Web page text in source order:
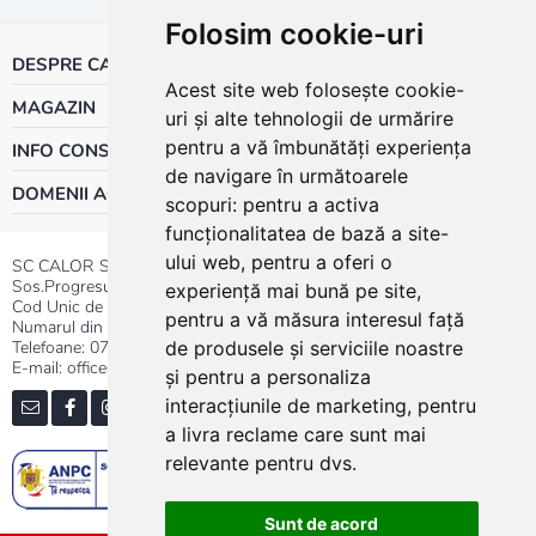
Folosim cookie-uri
Acest site web folosește cookie-
uri și alte tehnologii de urmărire
pentru a vă îmbunătăți experiența
de navigare în următoarele
scopuri: pentru a activa
funcționalitatea de bază a site-
ului web, pentru a oferi o
experiență mai bună pe site,
pentru a vă măsura interesul față
de produsele și serviciile noastre
și pentru a personaliza
interacțiunile de marketing, pentru
a livra reclame care sunt mai
relevante pentru dvs.
Sunt de acord
DESPRE CALOR
MAGAZIN
INFO CONSUMATOR
DOMENII ACTIVITATE
SC CALOR SRL
Sos.Progresului nr.30-40, Sector 5, Bucuresti
Cod Unic de Inregistrare: RO 3004724
Numarul din Registrul Comertului:J40/13176/1991
Telefoane: 0737.23.44.44|021.411.44.44
E-mail: office@calor.ro